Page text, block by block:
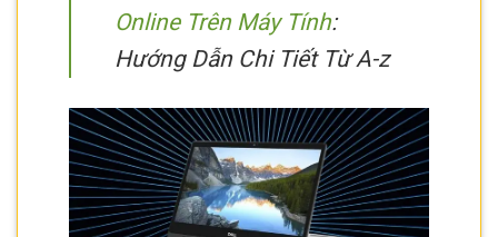
Online Trên Máy Tính:
Hướng Dẫn Chi Tiết Từ A-z